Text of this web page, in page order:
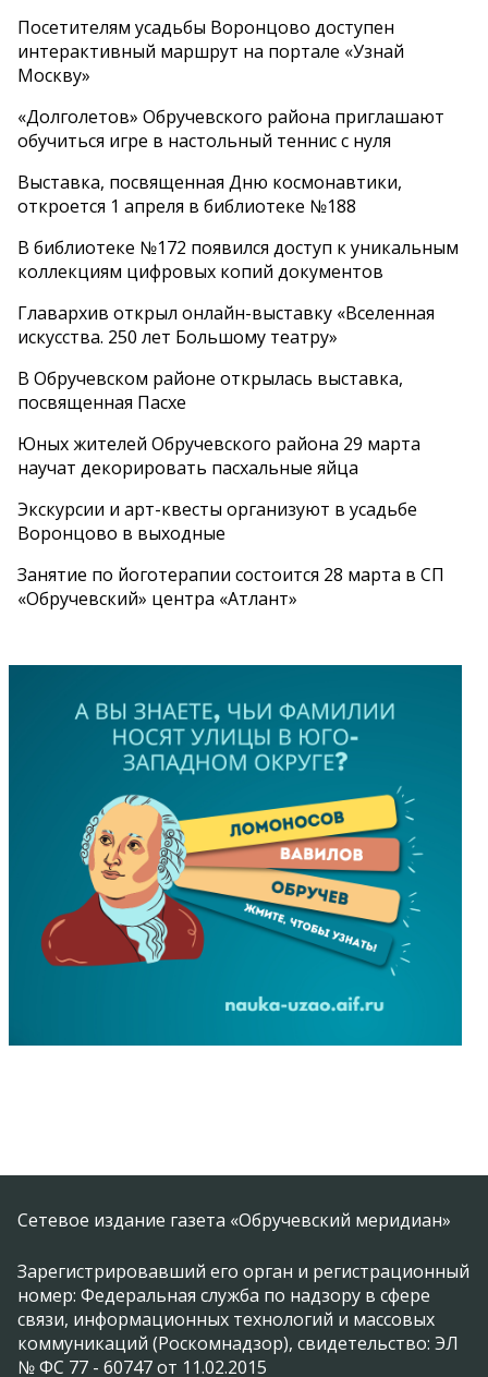
Посетителям усадьбы Воронцово доступен
интерактивный маршрут на портале «Узнай
Москву»
«Долголетов» Обручевского района приглашают
обучиться игре в настольный теннис с нуля
Выставка, посвященная Дню космонавтики,
откроется 1 апреля в библиотеке №188
В библиотеке №172 появился доступ к уникальным
коллекциям цифровых копий документов
Главархив открыл онлайн-выставку «Вселенная
искусства. 250 лет Большому театру»
В Обручевском районе открылась выставка,
посвященная Пасхе
Юных жителей Обручевского района 29 марта
научат декорировать пасхальные яйца
Экскурсии и арт-квесты организуют в усадьбе
Воронцово в выходные
Занятие по йоготерапии состоится 28 марта в СП
«Обручевский» центра «Атлант»
Сетевое издание газета «Обручевский меридиан»
Зарегистрировавший его орган и регистрационный
номер: Федеральная служба по надзору в сфере
связи, информационных технологий и массовых
коммуникаций (Роскомнадзор), свидетельство: ЭЛ
№ ФС 77 - 60747 от 11.02.2015